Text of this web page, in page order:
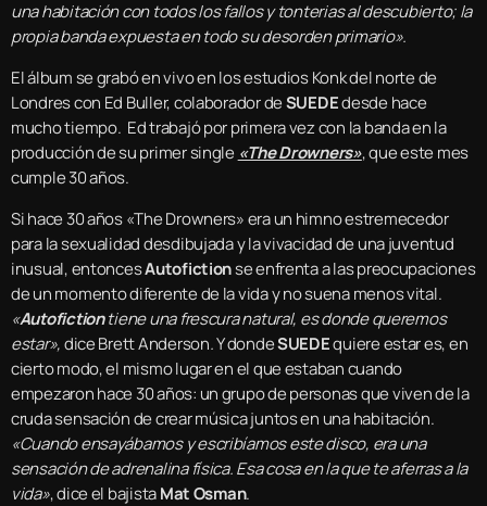
una habitación con todos los fallos ytonteriasal descubierto; la
propia banda expuesta en todo su desorden primario».
El álbum se grabó en vivo en los estudios Konk del norte de
Londres con Ed Buller, colaborador deSUEDEdesde hace
mucho tiempo. Ed trabajó por primera vez con la banda en la
producción de su primer single «The Drowners», que este mes
cumple 30 años.
Si hace 30 años «The Drowners» era un himno estremecedor
para la sexualidad desdibujada y la vivacidad de una juventud
inusual, entoncesAutofictionse enfrenta a las preocupaciones
de un momento diferente de la vida y no suena menos vital.
«Autofictiontiene una frescura natural, es donde queremos
estar»,dice Brett Anderson.Y dondeSUEDEquiere estar es, en
cierto modo, el mismo lugar en el que estaban cuando
empezaron hace 30 años: un grupo de personas que viven de la
cruda sensación de crear música juntos en una habitación.
«Cuando ensayábamos y escribíamos este disco, era una
sensación de adrenalina física. Esa cosa en la que te aferras a la
vida», dice el bajistaMat Osman.